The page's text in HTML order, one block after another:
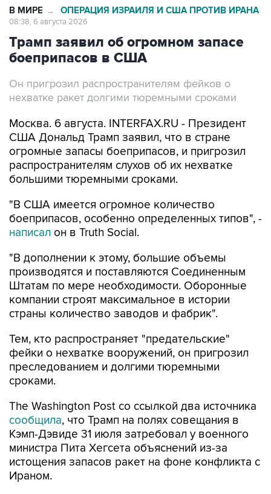
В МИРЕ → ОПЕРАЦИЯ ИЗРАИЛЯ И США ПРОТИВ ИРАНА
08:38, 6 августа 2026
Трамп заявил об огромном запасе
боеприпасов в США
Он пригрозил распространителям фейков о
нехватке ракет долгими тюремными сроками
Москва. 6 августа. INTERFAX.RU - Президент
США Дональд Трамп заявил, что в стране
огромные запасы боеприпасов, и пригрозил
распространителям слухов об их нехватке
большими тюремными сроками.
"В США имеется огромное количество
боеприпасов, особенно определенных типов", -
написал он в Truth Social.
"В дополнении к этому, большие объемы
производятся и поставляются Соединенным
Штатам по мере необходимости. Оборонные
компании строят максимальное в истории
страны количество заводов и фабрик".
Тем, кто распространяет "предательские"
фейки о нехватке вооружений, он пригрозил
преследованием и долгими тюремными
сроками.
The Washington Post со ссылкой два источника
сообщила, что Трамп на полях совещания в
Кэмп-Дэвиде 31 июля затребовал у военного
министра Пита Хегсета объяснений из-за
истощения запасов ракет на фоне конфликта с
Ираном.